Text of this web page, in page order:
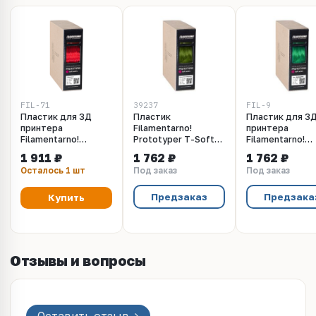
FIL-71
Пластик для 3Д
принтера
Filamentarno!
прозрачный
рубиновый, 1.75 мм
1 911 ₽
Осталось 1 шт
Купить
39237
Пластик
Filamentarno!
Prototyper T-Soft
бутылочно-
оливковый, 1.75 мм,
750 грамм
1 762 ₽
Под заказ
Предзаказ
FIL-9
Пластик для
принтера
Filamentarno!
прозрачный.
изумрудный,
мм, 750 грамм
1 762 ₽
Под заказ
Отзывы и вопросы